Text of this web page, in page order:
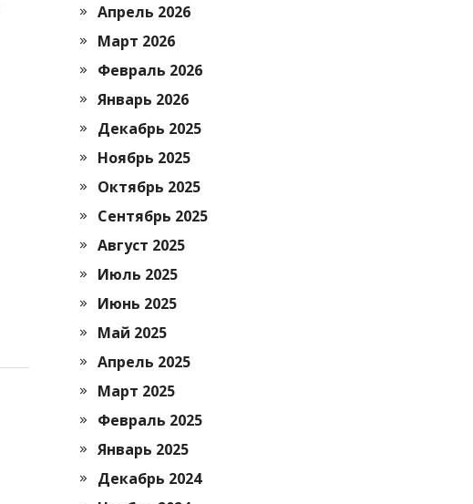
Апрель 2026
Март 2026
Февраль 2026
Январь 2026
Декабрь 2025
Ноябрь 2025
Октябрь 2025
Сентябрь 2025
Август 2025
Июль 2025
Июнь 2025
Май 2025
Апрель 2025
Март 2025
Февраль 2025
Январь 2025
Декабрь 2024